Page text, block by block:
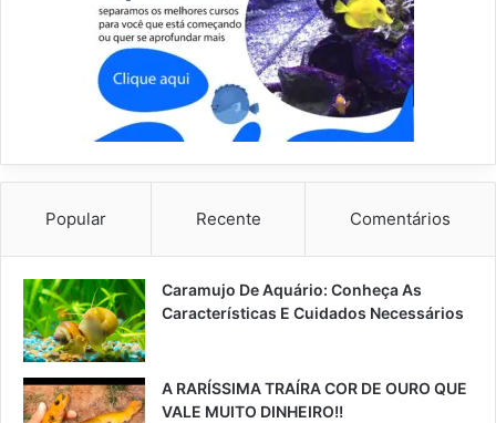
Popular Recente Comentários
Caramujo De Aquário: Conheça As
Características E Cuidados Necessários
A RARÍSSIMA TRAÍRA COR DE OURO QUE
VALE MUITO DINHEIRO!!